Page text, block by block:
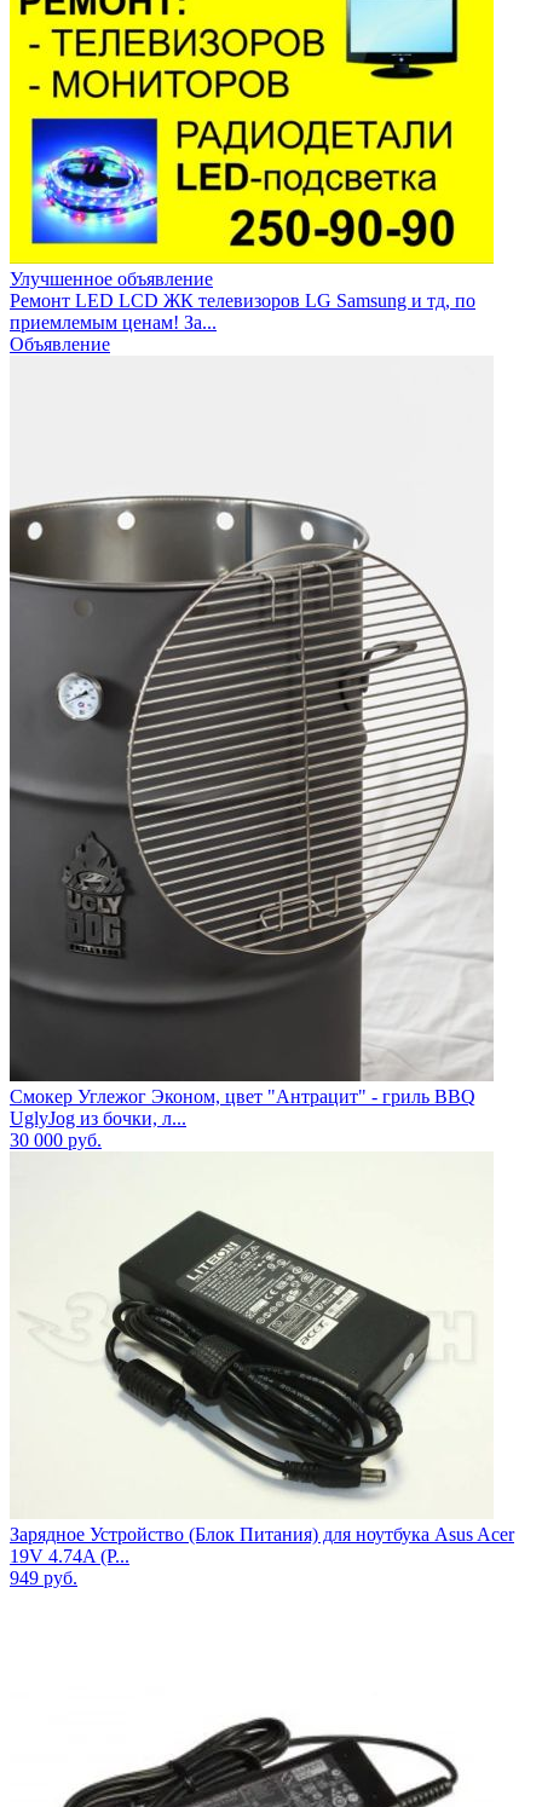
Улучшенное объявление
Ремонт LED LCD ЖК телевизоров LG Samsung и тд, по
приемлемым ценам! За...
Объявление
Смокер Углежог Эконом, цвет "Антрацит" - гриль BBQ
UglyJog из бочки, л...
30 000 руб.
Зарядное Устройство (Блок Питания) для ноутбука Asus Acer
19V 4.74A (Р...
949 руб.